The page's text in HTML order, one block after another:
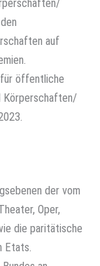
auf
für öffentliche
Körperschaften/
der vom
Oper,
die paritätische
Etats.